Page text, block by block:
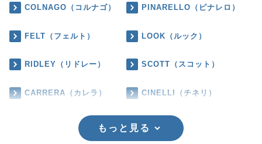
COLNAGO（コルナゴ） PINARELLO（ピナレロ）
FELT（フェルト） LOOK（ルック）
RIDLEY（リドレー） SCOTT（スコット）
CARRERA（カレラ） CINELLI（チネリ）
もっと見る